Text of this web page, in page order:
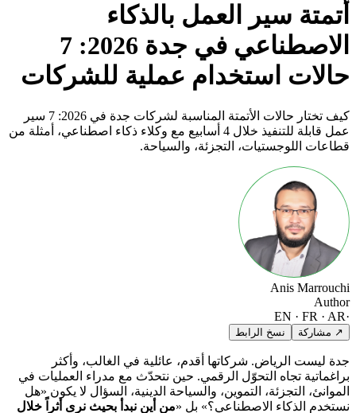
أتمتة سير العمل بالذكاء
الاصطناعي في جدة 2026: 7
حالات استخدام عملية للشركات
كيف تختار حالات الأتمتة المناسبة لشركات جدة في 2026: 7 سير
عمل قابلة للتنفيذ خلال 4 أسابيع مع وكلاء ذكاء اصطناعي، أمثلة من
قطاعات اللوجستيات، التجزئة، والسياحة.
Anis Marrouchi
Author
EN · FR · AR
↗ مشاركة نسخ الرابط
جدة ليست الرياض. شركاتها أقدم، عائلية في الغالب، وأكثر
براغماتية تجاه التحوّل الرقمي. حين نتحدّث مع مدراء العمليات في
الموانئ، التجزئة، التموين، والسياحة الدينية، السؤال لا يكون «هل
نستخدم الذكاء الاصطناعي؟» بل « من أين نبدأ بحيث نرى أثراً خلال